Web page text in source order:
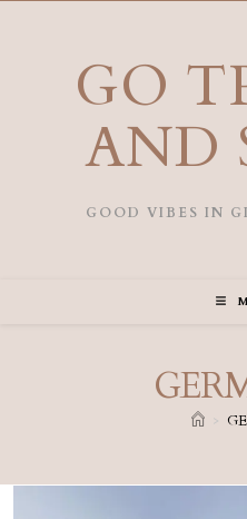
GO
AND
GOOD VIBES IN
>